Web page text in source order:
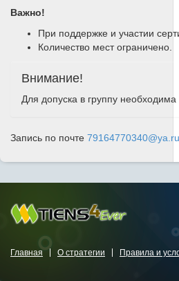
Важно!
При поддержке и участии
Количество мест ограничено.
Внимание!
Для допуска в группу
Запись по почте 79164770340@ya.ru
Главная О стратегии Правила и